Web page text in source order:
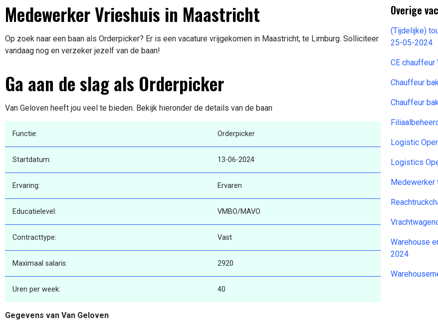
Medewerker Vrieshuis in Maastricht
Op zoek naar een baan als Orderpicker? Er is een vacature vrijgekomen in Maastricht, te Limburg. Solliciteer
vandaag nog en verzeker jezelf van de baan!
Ga aan de slag als Orderpicker
Van Geloven heeft jou veel te bieden. Bekijk hieronder de details van de baan
Functie: Orderpicker
Startdatum: 13-06-2024
Ervaring: Ervaren
Educatielevel: VMBO/MAVO
Contracttype: Vast
Maximaal salaris: 2920
Uren per week: 40
Gegevens van Van Geloven
Overige
(Tijdelijke)
25-05-2024
CE
Chauffeur
Chauffeur
Logistic
Logistics
Warehouse
2024